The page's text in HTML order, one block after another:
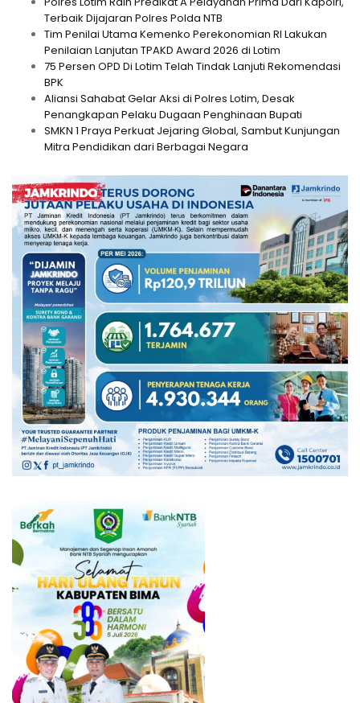
Terbaik Dijajaran Polres Polda NTB
Tim Penilai Utama Kemenko Perekonomian RI Lakukan
Penilaian Lanjutan TPAKD Award 2026 di Lotim
75 Persen OPD Di Lotim Telah Tindak Lanjuti Rekomendasi
BPK
Aliansi Sahabat Gelar Aksi di Polres Lotim, Desak
Penangkapan Pelaku Dugaan Penghinaan Bupati
SMKN 1 Praya Perkuat Jejaring Global, Sambut Kunjungan
Mitra Pendidikan dari Berbagai Negara